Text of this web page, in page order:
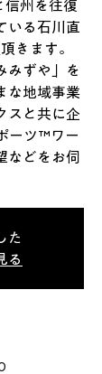
信州を往復
いる石川直
きます。
みずや」を
な地域事業
スと共に企
ーツ™ワー
などをお伺
た
る